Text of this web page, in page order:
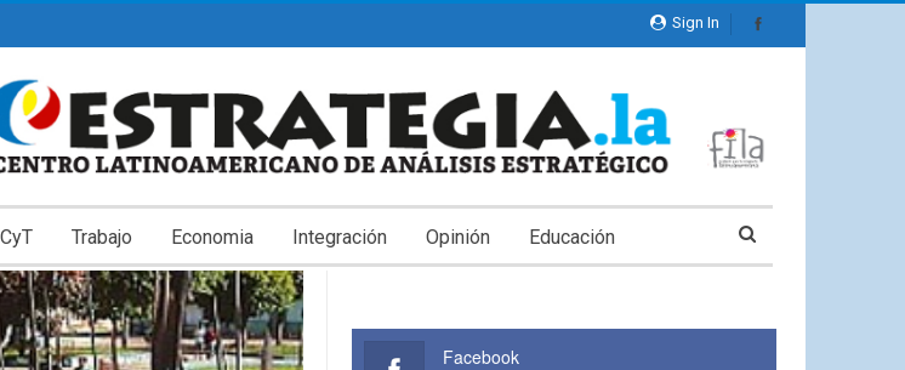
Sign In
CyT Trabajo Economia Integración Opinión Educación
Facebook